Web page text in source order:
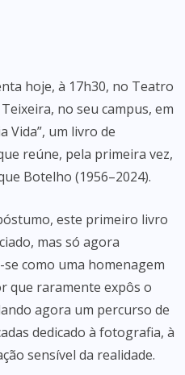
hoje, à 17h30, no Teatro
no seu campus, em
Vida”, um livro de
reúne, pela primeira vez,
Botelho (1956–2024).
este primeiro livro
mas só agora
como uma homenagem
que raramente expôs o
agora um percurso de
dedicado à fotografia, à
sensível da realidade.